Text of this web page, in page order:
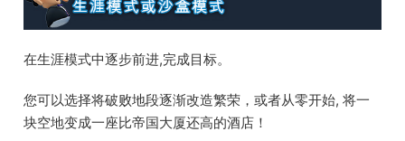
在生涯模式中逐步前进,完成目标。
您可以选择将破败地段逐渐改造繁荣，或者从零开始, 将一
块空地变成一座比帝国大厦还高的酒店！